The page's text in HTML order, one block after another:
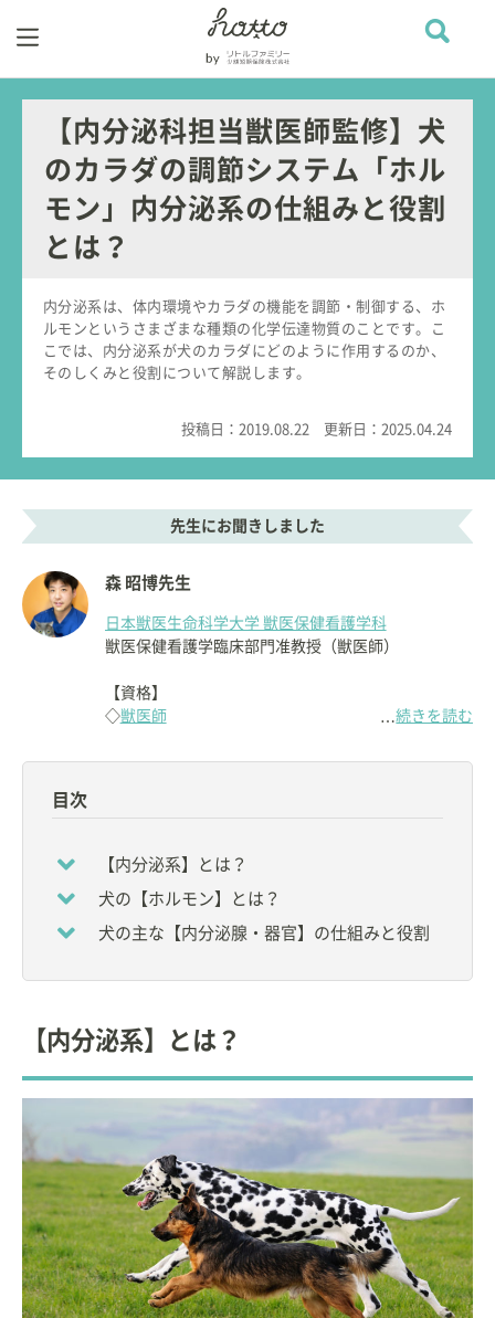
【内分泌科担当獣医師監修】犬
のカラダの調節システム「ホル
モン」内分泌系の仕組みと役割
とは？
内分泌系は、体内環境やカラダの機能を調節・制御する、ホ
ルモンというさまざまな種類の化学伝達物質のことです。こ
こでは、内分泌系が犬のカラダにどのように作用するのか、
そのしくみと役割について解説します。
投稿日：2019.08.22 更新日：2025.04.24
先生にお聞きしました
森 昭博先生
日本獣医生命科学大学 獣医保健看護学科
獣医保健看護学臨床部門准教授（獣医師）
【資格】
◇獣医師
日本獣医畜産大学（現：日本獣医生命科学大学）獣
2012-2013年、イリノイ大学に留学。
現在、日本獣医生命科学大学付属動物医療センター
内分泌化を担当。
犬および猫の内分泌分野を中心に診療、研究を行っ
…続きを読む
目次
【内分泌系】とは？
犬の【ホルモン】とは？
犬の主な【内分泌腺・器官】の仕組みと役割
【内分泌系】とは？